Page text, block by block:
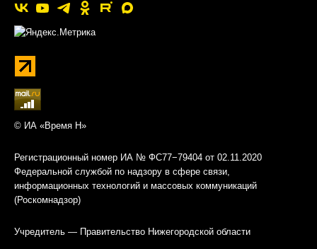
© ИА «Время Н»
Регистрационный номер ИА № ФС77−79404 от 02.11.2020
Федеральной службой по надзору в сфере связи,
информационных технологий и массовых коммуникаций
(Роскомнадзор)
Учредитель — Правительство Нижегородской области